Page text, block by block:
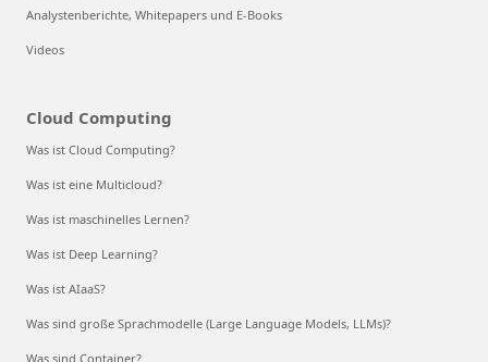
Analystenberichte, Whitepapers und E-Books
Videos
Cloud Computing
Was ist Cloud Computing?
Was ist eine Multicloud?
Was ist maschinelles Lernen?
Was ist Deep Learning?
Was ist AIaaS?
Was sind große Sprachmodelle (Large Language Models, LLMs)?
Was sind Container?